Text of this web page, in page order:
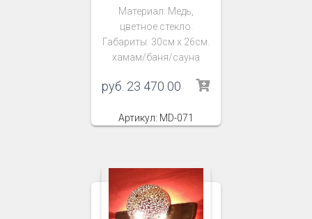
Материал: Медь,
цветное стекло.
Габариты: 30см х 26см.
хамам/баня/сауна
руб. 23 470 00
Артикул: MD-071